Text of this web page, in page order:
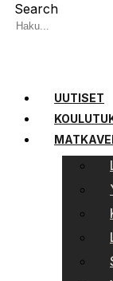
Search
UUTISET